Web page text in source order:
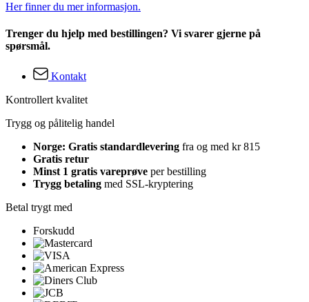
Her finner du mer informasjon.
Trenger du hjelp med bestillingen? Vi svarer gjerne på
spørsmål.
Kontakt
Kontrollert kvalitet
Trygg og pålitelig handel
Norge: Gratis standardlevering fra og med kr 815
Gratis retur
Minst 1 gratis vareprøve per bestilling
Trygg betaling med SSL-kryptering
Betal trygt med
Forskudd